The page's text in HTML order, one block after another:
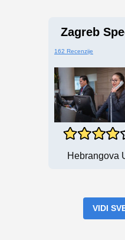
Zagreb
162 Recenzije
Hebrangova
VIDI